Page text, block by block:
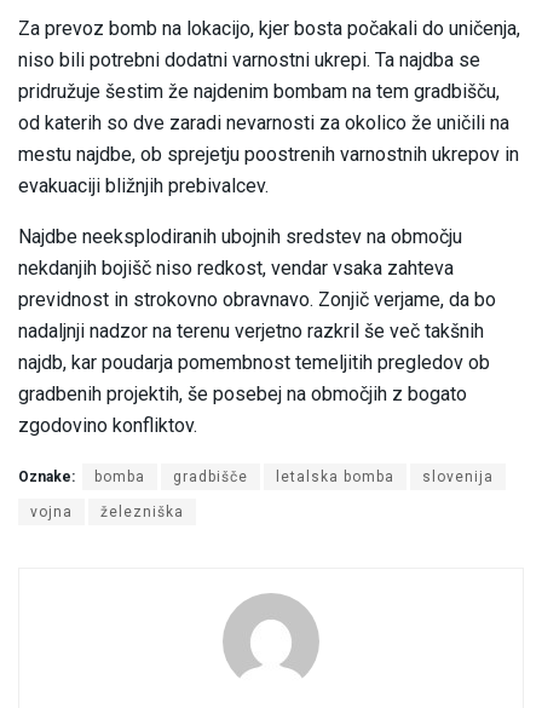
Za prevoz bomb na lokacijo, kjer bosta počakali do uničenja,
niso bili potrebni dodatni varnostni ukrepi. Ta najdba se
pridružuje šestim že najdenim bombam na tem gradbišču,
od katerih so dve zaradi nevarnosti za okolico že uničili na
mestu najdbe, ob sprejetju poostrenih varnostnih ukrepov in
evakuaciji bližnjih prebivalcev.
Najdbe neeksplodiranih ubojnih sredstev na območju
nekdanjih bojišč niso redkost, vendar vsaka zahteva
previdnost in strokovno obravnavo. Zonjič verjame, da bo
nadaljnji nadzor na terenu verjetno razkril še več takšnih
najdb, kar poudarja pomembnost temeljitih pregledov ob
gradbenih projektih, še posebej na območjih z bogato
zgodovino konfliktov.
Oznake: bomba gradbišče letalska bomba slovenija
vojna železniška